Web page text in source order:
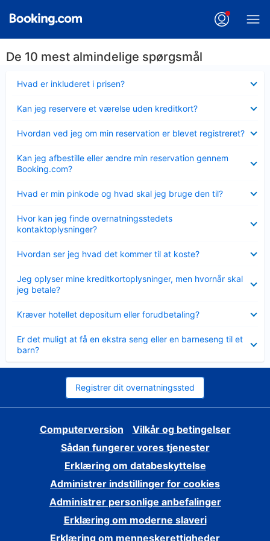
De 10 mest almindelige spørgsmål
Hvad er inkluderet i prisen?
Kan jeg reservere et værelse uden kreditkort?
Hvordan ved jeg om min reservation er blevet registreret?
Kan jeg afbestille eller ændre min reservation gennem
Booking.com?
Hvad er min pinkode og hvad skal jeg bruge den til?
Hvor kan jeg finde overnatningsstedets
kontaktoplysninger?
Hvordan ser jeg hvad det kommer til at koste?
Jeg oplyser mine kreditkortoplysninger, men hvornår skal
jeg betale?
Kræver hotellet depositum eller forudbetaling?
Er det muligt at få en ekstra seng eller en barneseng til et
barn?
Registrer dit overnatningssted
Computerversion
Vilkår og betingelser
Sådan fungerer vores tjenester
Erklæring om databeskyttelse
Administrer indstillinger for cookies
Administrer personlige anbefalinger
Erklæring om moderne slaveri
Erklæring om menneskerettigheder